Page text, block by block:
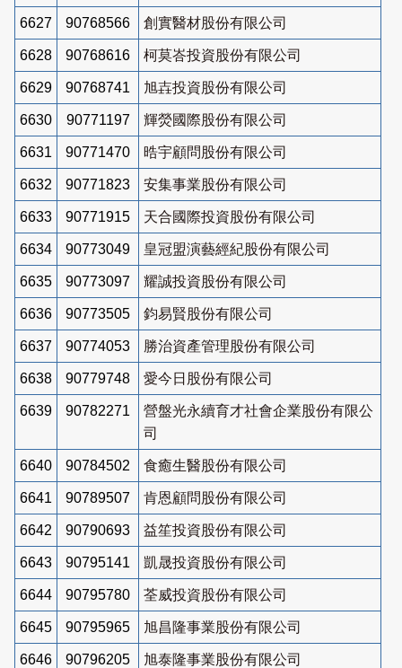
6627 90768566 創實醫材股份有限公司
6628 90768616 柯莫峇投資股份有限公司
6629 90768741 旭壵投資股份有限公司
6630 90771197 輝熒國際股份有限公司
6631 90771470 晧宇顧問股份有限公司
6632 90771823 安集事業股份有限公司
6633 90771915 天合國際投資股份有限公司
6634 90773049 皇冠盟演藝經紀股份有限公司
6635 90773097 耀誠投資股份有限公司
6636 90773505 鈞易賢股份有限公司
6637 90774053 勝治資產管理股份有限公司
6638 90779748 愛今日股份有限公司
6639 90782271
營盤光永續育才社會企業股份有限公
司
6640 90784502 食癒生醫股份有限公司
6641 90789507 肯恩顧問股份有限公司
6642 90790693 益笙投資股份有限公司
6643 90795141 凱晟投資股份有限公司
6644 90795780 荃威投資股份有限公司
6645 90795965 旭昌隆事業股份有限公司
6646 90796205 旭泰隆事業股份有限公司